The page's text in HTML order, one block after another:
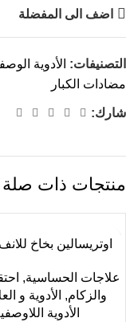
اضف الى المفضلة
التصنيفات: الأدوية
مضادات الكبار
شارك:
منتجات ذات صلة
اوتريسالين بخاخ للانف 15 مل
علاجات الحساسية,
والزكام, الأدوية و
الأدوية